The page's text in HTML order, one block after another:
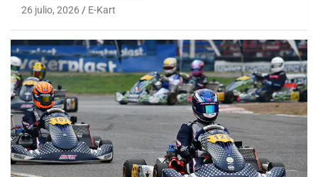
26 julio, 2026 E-Kart